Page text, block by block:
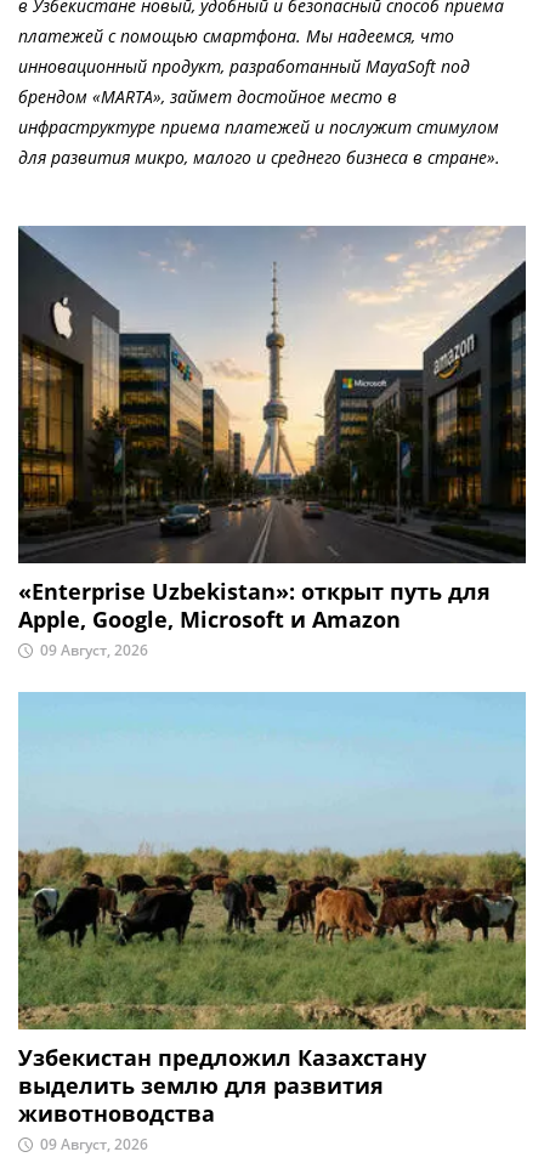
в Узбекистане новый, удобный и безопасный способ приема
платежей с помощью смартфона. Мы надеемся, что
инновационный продукт, разработанный MayaSoft под
брендом «MARTA», займет достойное место в
инфраструктуре приема платежей и послужит стимулом
для развития микро, малого и среднего бизнеса в стране».
«Enterprise Uzbekistan»: открыт путь для
Apple, Google, Microsoft и Amazon
09 Август, 2026
Узбекистан предложил Казахстану
выделить землю для развития
животноводства
09 Август, 2026